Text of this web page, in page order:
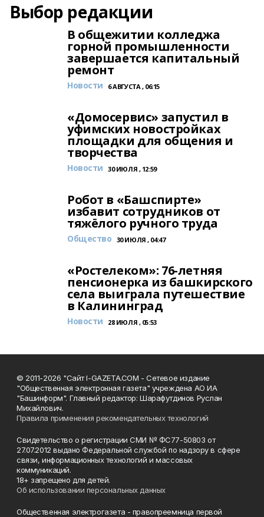
Выбор редакции
В общежитии колледжа
горной промышленности
завершается капитальный
ремонт
Новости 6 АВГУСТА , 06:15
«Домосервис» запустил в
уфимских новостройках
площадки для общения и
творчества
Новости 30 ИЮЛЯ , 12:59
Робот в «Башспирте»
избавит сотрудников от
тяжёлого ручного труда
Общество 30 ИЮЛЯ , 04:47
«Ростелеком»: 76-летняя
пенсионерка из башкирского
села выиграла путешествие
в Калининград
Новости 28 ИЮЛЯ , 05:53
© 2011-2026 "Сайт I-GAZETA.COM - Сетевое издание
"Общественная электронная газета" учреждена АО ИА
"Башинформ". Главный редактор: Шарафутдинов Руслан
Михайлович.
Правила применения рекомендательных технологий
Свидетельство о регистрации СМИ № ФС77-50803 от
27.07.2012 выдано Федеральной службой по надзору в сфере
связи, информационных технологий и массовых
коммуникаций.
18+ запрещено для детей.
Об использовании персональных данных
Общественная электрогазета - правопреемница первой